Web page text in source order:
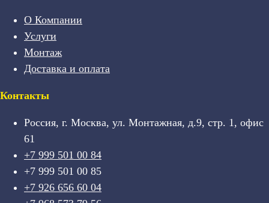
О Компании
Услуги
Монтаж
Доставка и оплата
Контакты
Россия, г. Москва, ул. Монтажная, д.9, стр. 1, офис
61
+7 999 501 00 84
+7 999 501 00 85
+7 926 656 60 04